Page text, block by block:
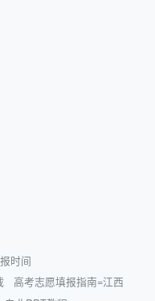
时间
高考志愿填报指南=江西